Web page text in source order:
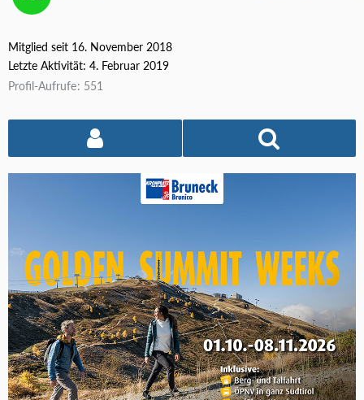
Mitglied seit 16. November 2018
Letzte Aktivität: 4. Februar 2019
Profil-Aufrufe 551